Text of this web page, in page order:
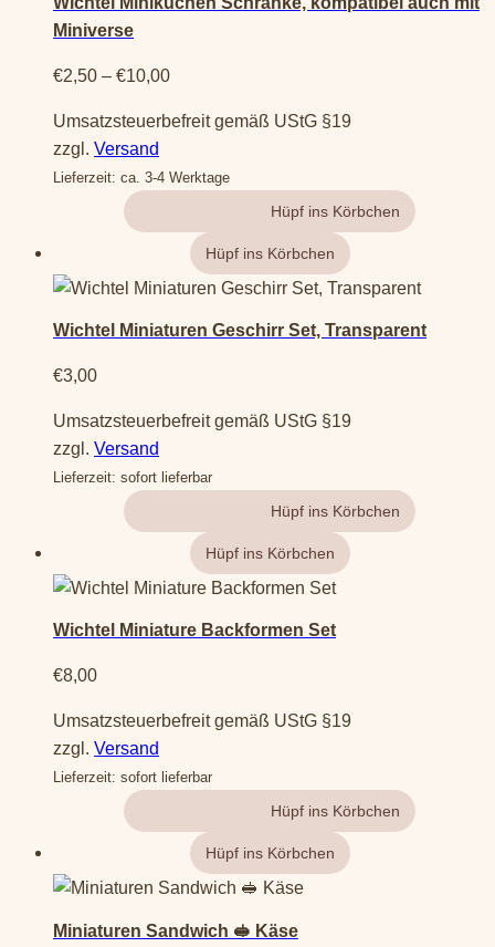
mehrere
Varianten
auf.
Optionen
können
auf
Produktseite
werden
Miniverse
€2,50 – €10,00Preisspanne:
bis
Umsatzsteuerbefreit gemäß UStG §19
zzgl. Versand
Lieferzeit: ca. 3-4 Werktage
Wichtel Miniaturen Geschirr Set, Transparent
€3,00
Umsatzsteuerbefreit gemäß UStG §19
zzgl. Versand
Lieferzeit: sofort lieferbar
Wichtel Miniature Backformen Set
€8,00
Umsatzsteuerbefreit gemäß UStG §19
zzgl. Versand
Lieferzeit: sofort lieferbar
Miniaturen Sandwich 🥪 Käse